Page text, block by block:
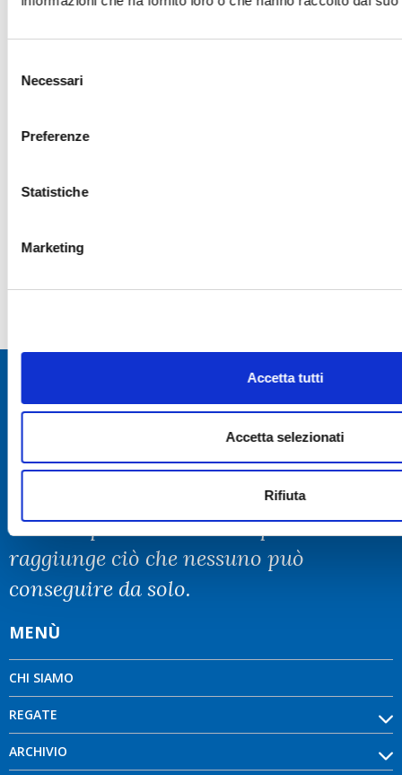
delNecessari
Preferenze
Statistiche
Marketing
Accetta tutti
Accetta selezionati
Rifiuta
Insieme per crescere. La squadra
raggiunge ciò che nessuno può
conseguire da solo.
MENÙ
CHI SIAMO
REGATE
ARCHIVIO